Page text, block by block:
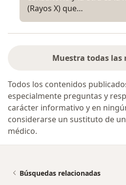
(Rayos X) que…
Muestra todas las
Todos los contenidos
especialmente preguntas y
carácter informativo y en
considerarse un sustituto de
médico.
Búsquedas relacionadas